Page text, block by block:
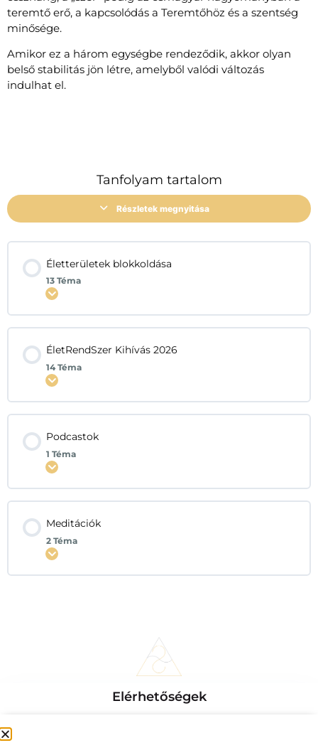
teremtő erő, a kapcsolódás a Teremtőhöz és a szentség
minősége.
Amikor ez a három egységbe rendeződik, akkor olyan
belső stabilitás jön létre, amelyből valódi változás
indulhat el.
Tanfolyam tartalom
Részletek megnyitása
Életterületek blokkoldása
13 Téma
ÉletRendSzer Kihívás 2026
14 Téma
Podcastok
1 Téma
Meditációk
2 Téma
Elérhetőségek